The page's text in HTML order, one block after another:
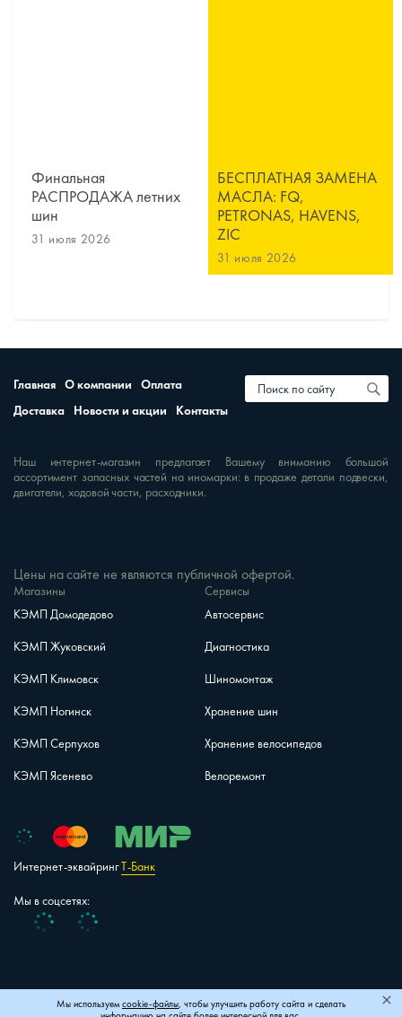
Финальная
РАСПРОДАЖА летних
шин
31 июля 2026
БЕСПЛАТНАЯ ЗАМЕНА
МАСЛА: FQ,
PETRONAS, HAVENS,
ZIC
31 июля 2026
Главная О компании
Оплата
Доставка
Новости и акции Контакты
Магазины
КЭМП Домодедово
КЭМП Жуковский
КЭМП Климовск
КЭМП Ногинск
КЭМП Серпухов
КЭМП Ясенево
Сервисы
Автосервис
Диагностика
Шиномонтаж
Хранение шин
Хранение велосипедов
Велоремонт
Наш интернет-магазин предлагает Вашему вниманию большой
ассортимент запасных частей на иномарки: в продаже детали подвески,
двигатели, ходовой части, расходники.
Интернет-эквайрингТ-Банк
Мы в соцсетях:
Vk Telegram
Цены на сайте не являются публичной офертой.
Карта сайта +7 (495) 150-40-26
Мы используем cookie-файлы, чтобы улучшить работу сайта и сделать